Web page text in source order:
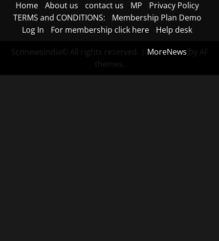
Home About us contact us MP
Privacy Policy
TERMS and CONDITIONS:
Membership Plan Demo
Log In
For membership click here Help desk
Scnnewsindia© All rights reserved. | MoreNews by AF
themes.